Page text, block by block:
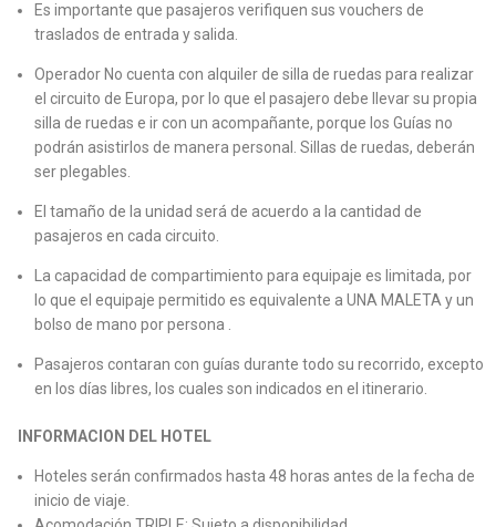
Es importante que pasajeros verifiquen sus vouchers de
traslados de entrada y salida.
Operador No cuenta con alquiler de silla de ruedas para realizar
el circuito de Europa, por lo que el pasajero debe llevar su propia
silla de ruedas e ir con un acompañante, porque los Guías no
podrán asistirlos de manera personal. Sillas de ruedas, deberán
ser plegables.
El tamaño de la unidad será de acuerdo a la cantidad de
pasajeros en cada circuito.
La capacidad de compartimiento para equipaje es limitada, por
lo que el equipaje permitido es equivalente a UNA MALETA y un
bolso de mano por persona .
Pasajeros contaran con guías durante todo su recorrido, excepto
en los días libres, los cuales son indicados en el itinerario.
INFORMACION DEL HOTEL
Hoteles serán confirmados hasta 48 horas antes de la fecha de
inicio de viaje.